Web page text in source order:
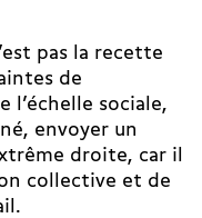
pas la recette
de
l’échelle sociale,
envoyer un
droite, car il
collective et de